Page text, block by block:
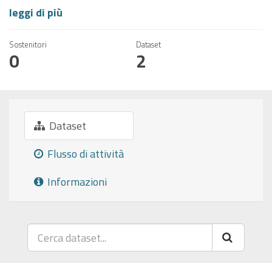
leggi di più
Sostenitori
0
Dataset
2
Dataset
Flusso di attività
Informazioni